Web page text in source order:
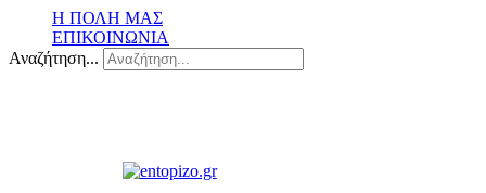
Η ΠΟΛΗ ΜΑΣ
ΕΠΙΚΟΙΝΩΝΙΑ
Αναζήτηση...